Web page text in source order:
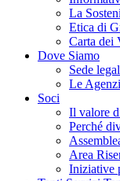
La
Etica di
Carta dei
Dove Siamo
Sede
Le
Soci
Il valore
Perché
Area
Iniziative